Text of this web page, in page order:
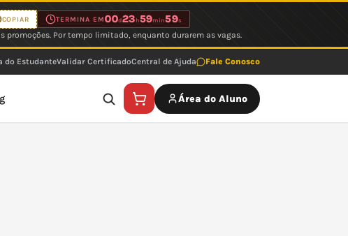
COPIAR TERMINA EM00d23 h59min59s
promoções. Por tempo limitado, enquanto durarem as vagas.
do EstudanteValidar CertificadoCentral de Ajuda Fale Conosco
Área do Aluno